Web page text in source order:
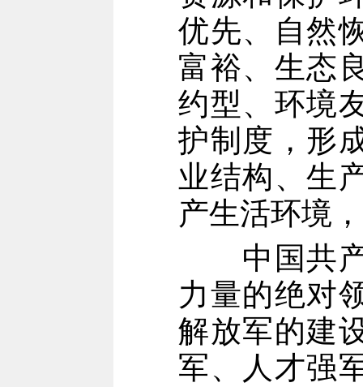
优先、自然
富裕、生态
约型、环境
护制度，形
业结构、生
产生活环境
中国共产
力量的绝对
解放军的建
军、人才强